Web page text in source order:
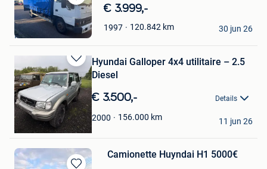
Bewaren
in
Mijn
Favorieten
€ 3.999,-
1997 120.842 km
Reinier
Meerle
30 jun 26
Bewaren
in
Mijn
Favorieten
Hyundai Galloper 4x4 utilitaire – 2.5
Diesel
€ 3.500,- Details
2000 156.000 km
HD MECA
Beloeil
11 jun 26
Camionette Huyndai H1 5000€